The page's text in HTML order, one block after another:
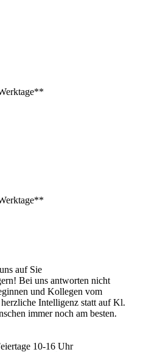
auf Sie
Bei uns antworten nicht
und Kollegen vom
Intelligenz statt auf Kl.
immer noch am besten.
10-16 Uhr